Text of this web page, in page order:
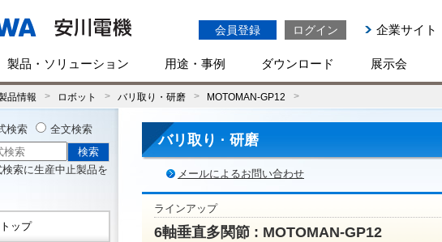
会員登録 ログイン 企業サイト
製品・ソリューション 用途・事例 ダウンロード 展示会
品情報 ロボット バリ取り・研磨 MOTOMAN-GP12
バリ取り · 研磨
メールによるお問い合わせ
ラインアップ
6軸垂直多関節 : MOTOMAN-GP12
検索 全文検索
索に生産中止製品を
ップ